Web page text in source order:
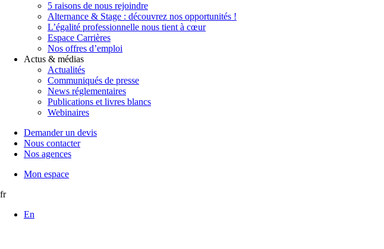
5 raisons de nous rejoindre
Alternance & Stage : découvrez nos opportunités !
L’égalité professionnelle nous tient à cœur
Espace Carrières
Nos offres d’emploi
Actus & médias
Actualités
Communiqués de presse
News réglementaires
Publications et livres blancs
Webinaires
Demander un devis
Nous contacter
Nos agences
Mon espace
fr
En